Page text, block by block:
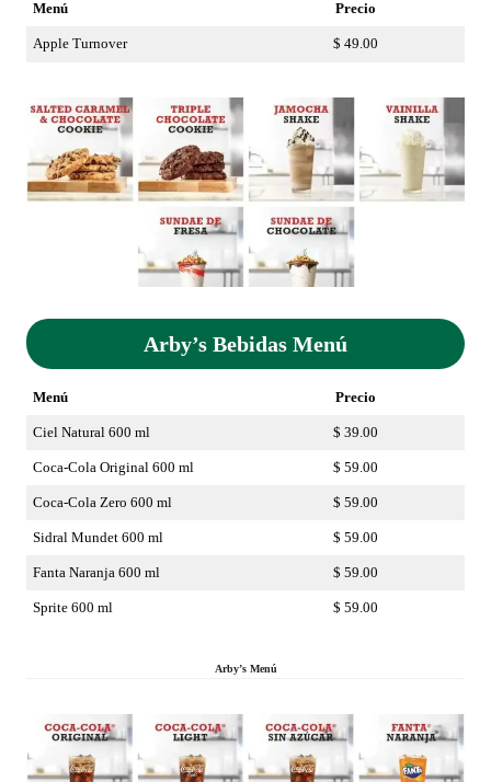
Menú Precio
Apple Turnover $ 49.00
Arby’s Bebidas Menú
Menú Precio
Ciel Natural 600 ml $ 39.00
Coca-Cola Original 600 ml $ 59.00
Coca-Cola Zero 600 ml $ 59.00
Sidral Mundet 600 ml $ 59.00
Fanta Naranja 600 ml $ 59.00
Sprite 600 ml $ 59.00
Arby’s Menú